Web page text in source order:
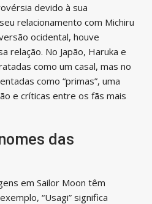
devido à sua
relacionamento com Michiru
ocidental, houve
relação. No Japão, Haruka e
como um casal, mas no
como “primas”, uma
e críticas entre os fãs mais
das
em Sailor Moon têm
“Usagi” significa